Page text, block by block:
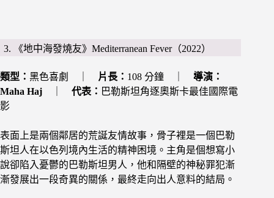
3. 《地中海發燒友》Mediterranean Fever（2022）
類型： 黑色喜劇 ｜ 片長： 108 分鐘 ｜ 導演：
Maha Haj
代表： 巴勒斯坦角逐奧斯卡最佳國際電
影
表面上是兩個鄰居的荒誕友情故事，骨子裡是一個巴勒
斯坦人在以色列境內生活的精神困境。主角是個想寫小
說卻陷入憂鬱的巴勒斯坦男人，他和隔壁的神秘罪犯漸
漸發展出一段奇異的關係，最終走向出人意料的結局。